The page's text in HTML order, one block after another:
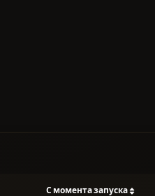
С момента запуска